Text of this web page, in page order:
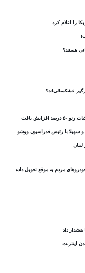
را اعلام کرد
خشکسالی‌اند؟
یافت
و سهیلا با رئیس فدراسیون ووشو
مردم به موقع تحویل داده
هشدار داد
اینترنت